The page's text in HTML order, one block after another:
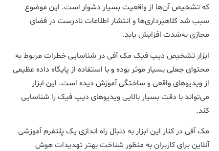
که تشخیص آن‌ها از واقعیت بسیار دشوار است. این موضوع
سبب شد کلاهبرداری‌ها و انتشار اطلاعات نادرست در فضای
مجازی به‌شدت افزایش یابد.
ابزار تشخیص دیپ فیک مک آفی در شناسایی خطرات مربوط به
محتوای جعلی بسیار موثر بوده و با استفاده از پایگاه داده‌ عظیمی
از ویدیوهای واقعی و ساختگی آموزش دیده است. این ابزار
می‌تواند با دقت بسیار بالایی ویدیوهای دیپ فیک را شناسایی
کند.
مک آفی در کنار این ابزار به دنبال راه اندازی یک پلتفرم آموزشی
آنلاین برای کاربران به منظور شناخت بهتر تهدیدات هوش